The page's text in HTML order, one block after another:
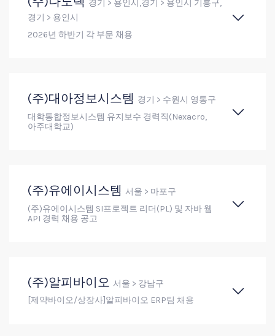
경기 > 용인시,경기 > 용인시 기흥구,
경기 > 용인시
2026년 하반기 각 부문 채용
(주)대아정보시스템 경기 > 수원시 영통구
대학통합정보시스템 유지보수 경력직(Nexacro,
아주대학교)
(주)유에이시스템 서울 > 마포구
(주)유에이시스템 SI프로젝트 리더(PL) 및 자바 웹
API 경력 채용 공고
(주)알피바이오 서울 > 강남구
[제약바이오/상장사]알피바이오 ERP팀 채용